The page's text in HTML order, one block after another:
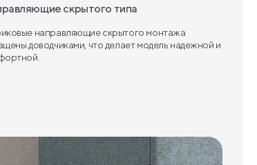
скрытого типа
направляющие скрытого монтажа
доводчиками, что делает модель надежной и